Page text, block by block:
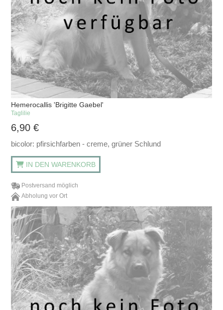
Hemerocallis 'Brigitte Gaebel'
Taglilie
6,90€
bicolor: pfirsichfarben - creme, grüner Schlund
IN DEN WARENKORB
Postversand möglich
Abholung vor Ort